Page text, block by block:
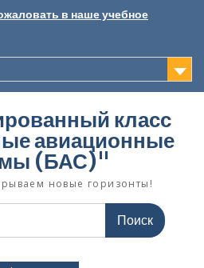
в наше учебное
класс
авиационные
(БАС)"
новые горизонты!